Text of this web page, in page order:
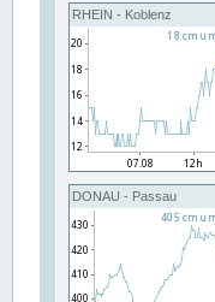
RHEIN - Koblenz
DONAU - Passau